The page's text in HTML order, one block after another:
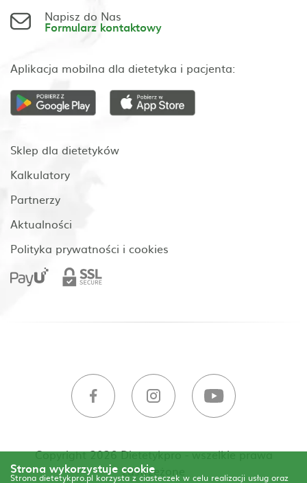
Napisz do Nas
Formularz kontaktowy
Aplikacja mobilna dla dietetyka i pacjenta:
Sklep dla dietetyków
Kalkulatory
Partnerzy
Aktualności
Polityka prywatności i cookies
Copyright 2026 Dietetykpro - wszelkie prawa
zastrzeżone
Strona wykorzystuje cookie
Strona dietetykpro.pl korzysta z ciasteczek w celu realizacji usług oraz